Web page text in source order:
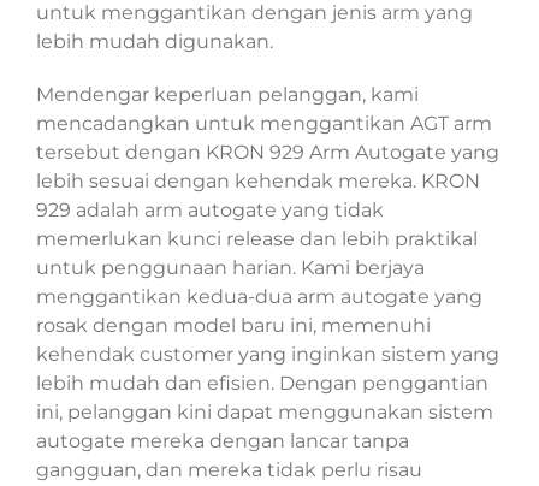
untuk menggantikan dengan jenis arm yang
lebih mudah digunakan.
Mendengar keperluan pelanggan, kami
mencadangkan untuk menggantikan AGT arm
tersebut dengan KRON 929 Arm Autogate yang
lebih sesuai dengan kehendak mereka. KRON
929 adalah arm autogate yang tidak
memerlukan kunci release dan lebih praktikal
untuk penggunaan harian. Kami berjaya
menggantikan kedua-dua arm autogate yang
rosak dengan model baru ini, memenuhi
kehendak customer yang inginkan sistem yang
lebih mudah dan efisien. Dengan penggantian
ini, pelanggan kini dapat menggunakan sistem
autogate mereka dengan lancar tanpa
gangguan, dan mereka tidak perlu risau